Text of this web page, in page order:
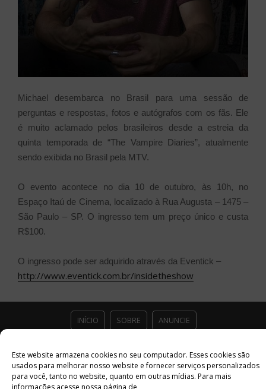
Este website armazena cookies no seu computador. Esses cookies são
usados ​​para melhorar nosso website e fornecer serviços personalizados
para você, tanto no website, quanto em outras mídias. Para mais
informações acesse nossa página de
Michael desembarca no Brasil para uma sessão de
perguntas e respostas, fotos e autógrafos com os fãs. Ele
é muito aclamado pelos brasileiros desde a estreia da
quinta temporada de “The Vampire Diaries”, atualmente
sendo exibida no Brasil pela MTV.
O evento acontece no dia 10 de outubro, às 10h, no
Espaço Itaú de Cinema, localizado à Rua Augusta – 1475 –
São Paulo – SP. O ingresso tem um preço único e custa
R$100.
O ingresso pode ser adquirido através da Eventick –
http://www.eventick.com.br/insidetheshow
INÍCIO SOBRE ANUNCIE
CONTATO POLÍTICA DE PRIVACIDADE